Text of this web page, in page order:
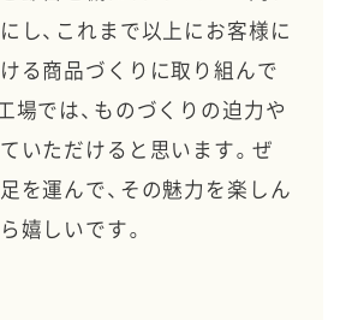
し、これまで以上にお客様に
る商品づくりに取り組んで
場では、ものづくりの迫力や
いただけると思います。ぜ
を運んで、その魅力を楽しん
嬉しいです。